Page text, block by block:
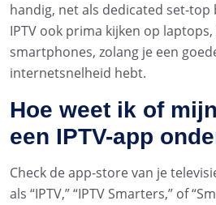
handig, net als dedicated set-top
IPTV ook prima kijken op
smartphones, zolang je een
internetsnelheid hebt.
Hoe weet ik of
een IPTV-app
Check de app-store van je
als “IPTV,” “IPTV Smarters,” of